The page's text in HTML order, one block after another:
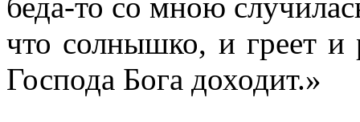
беда-то со мною
что солнышко, и греет и
Господа Бога доходит.»